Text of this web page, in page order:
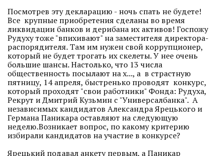
Посмотрев эту декларацию - ночь спать не будете!
Все крупные приобретения сделаны во время
ликвидации банков и дерибана их активов! Госпожу
Рудуху тоже "впихивают" на заместителя директора-
распорядителя. Там им нужен свой коррупционер,
который не будет трогать их скелеты. У нее очень
большие шансы. Настолько, что 13 числа
общественность посылают на х..., а в страстную
пятницу, 14 апреля, быстренько проводят конкурс,
который проходят "свои работники" Фонда: Рудуха,
Рекрут и Дмитрий Кузьмин с "Универсалбанка". А
независимых кандидатов Александра Ярецького и
Германа Паникара оставляют на следующую
неделю.Возникает вопрос, по какому критерию
избирали кандидатов на участие в конкурсе?
Ярецький подавал анкету первым, а Паникар